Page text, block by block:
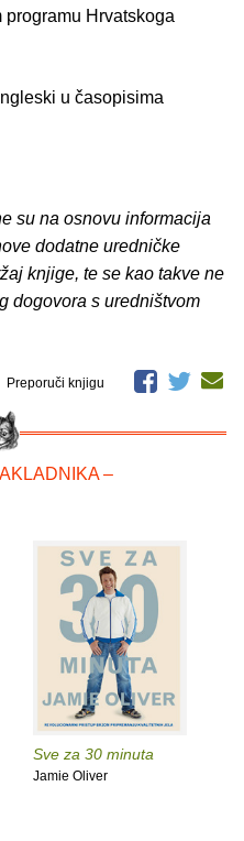
programu Hrvatskoga
u časopisima
su na osnovu informacija
dodatne uredničke
knjige, te se kao takve ne
dogovora s uredništvom
Preporuči knjigu
–
Sve za 30 minuta
Jamie Oliver